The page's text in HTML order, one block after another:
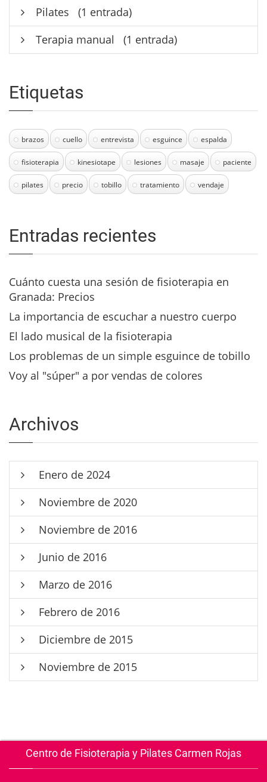
Pilates
(1 entrada)
Terapia manual
(1 entrada)
Etiquetas
brazos cuello entrevista esguince espalda
fisioterapia kinesiotape lesiones masaje paciente
pilates precio tobillo tratamiento vendaje
Entradas recientes
Cuánto cuesta una sesión de fisioterapia en
Granada: Precios
La importancia de escuchar a nuestro cuerpo
El lado musical de la fisioterapia
Los problemas de un simple esguince de tobillo
Voy al "súper" a por vendas de colores
Archivos
Enero de 2024
Noviembre de 2020
Noviembre de 2016
Junio de 2016
Marzo de 2016
Febrero de 2016
Diciembre de 2015
Noviembre de 2015
Centro de Fisioterapia y Pilates Carmen Rojas